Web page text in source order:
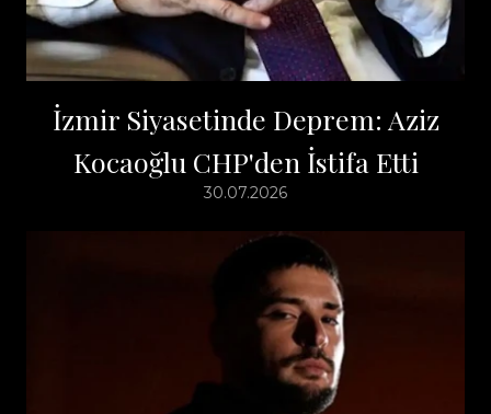
İzmir Siyasetinde Deprem: Aziz
Kocaoğlu CHP'den İstifa Etti
30.07.2026